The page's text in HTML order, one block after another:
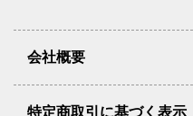
会社概要
特定商取引に基づく表示